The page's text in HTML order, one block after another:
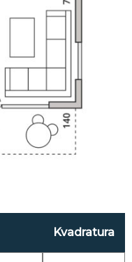
Kvadratura